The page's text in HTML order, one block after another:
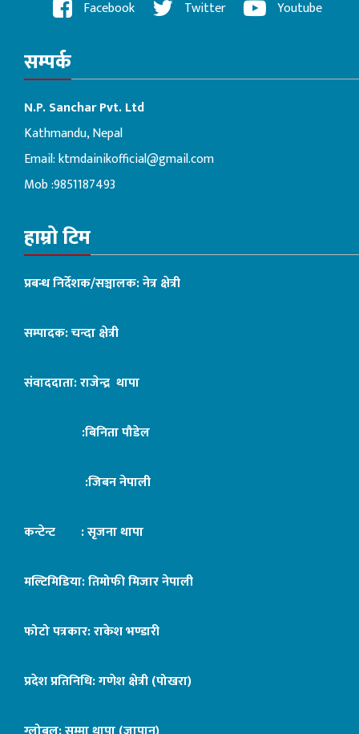
Facebook Twitter Youtube
सम्पर्क
N.P. Sanchar Pvt. Ltd
Kathmandu, Nepal
Email:ktmdainikofficial@gmail.com
Mob :9851187493
हाम्रो टिम
प्रबन्ध निर्देशक/सञ्चालक: नेत्र क्षेत्री
सम्पादक: चन्दा क्षेत्री
संवाददाता: राजेन्द्र थापा
:बिनिता पौडेल
:जिबन नेपाली
कन्टेन्ट : सृजना थापा
मल्टिमिडिया: तिमोफी मिजार नेपाली
फोटो पत्रकार: राकेश भण्डारी
प्रदेश प्रतिनिधि: गणेश क्षेत्री (पोखरा)